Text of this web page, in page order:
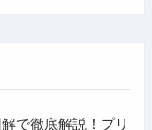
で徹底解説！プリ